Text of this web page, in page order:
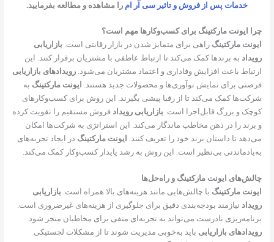
خدمات پس از فروش و تاثیر سی آر ام را مشاهده و مطالعه بفرمایید.
چرا ایونت مارکتینگ برای کسب‌وکارها مهم است؟
ایونت مارکتینگ راهی برای متمایز شدن در بازار رقابتی است. بازاریابی
رویدادبه برندها کمک می‌کند تا ارتباط عاطفی با مشتریان برقرار کنند. این
ارتباط باعث افزایش وفاداری و اعتماد مشتریان می‌شود. رویدادهای بازاریابی
فرصتی برای نمایش نوآوری‌ها و محصولات جدید هستند.
ایونت مارکتینگ به
شرکت‌ها کمک می‌کند تا از رقبا پیشی بگیرند. این روش برای کسب‌وکارهای
کوچک و بزرگ قابل‌اجرا است. بازاریابی رویدادفروش مستقیم را تقویت کرده
و برند را در ذهن مخاطب ماندگار می‌کند. این استراتژی به شرکت‌ها امکان
می‌دهد تا داستان برند خود را تعریف کنند.
ایونت مارکتینگ در ایجاد تجربه‌های
به‌یادماندنی بی‌نظیر است. این روش به رشد پایدار کسب‌وکار کمک می‌کند.
چالش‌های ایونت مارکتینگ و راه‌حل‌ها
ایونت مارکتینگ با چالش‌هایی مانند هزینه‌های بالا همراه است. بازاریابی
رویداد نیازمند بودجه‌بندی دقیق برای جلوگیری از هزینه‌های غیرضروری است.
برنامه‌ریزی نادرست می‌تواند به تجربه‌ای منفی برای مخاطبان منجر شود.
رویدادهای بازاریابی باید به‌خوبی مدیریت شوند تا از مشکلات لجستیکی